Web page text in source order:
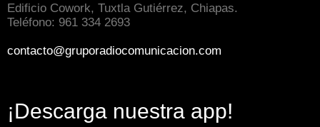
Edificio Cowork, Tuxtla Gutiérrez, Chiapas.
Teléfono: 961 334 2693
contacto@gruporadiocomunicacion.com
¡Descarga nuestra app!